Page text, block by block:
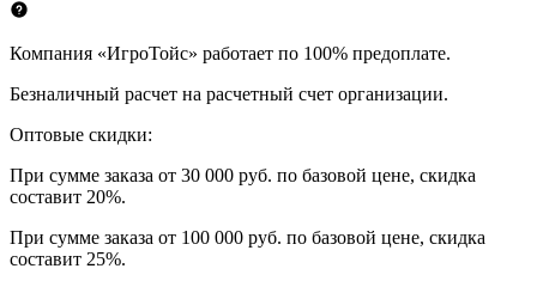
Компания «ИгроТойс» работает по 100% предоплате.
Безналичный расчет на расчетный счет организации.
Оптовые скидки:
При сумме заказа от 30 000 руб. по базовой цене, скидка
составит 20%.
При сумме заказа от 100 000 руб. по базовой цене, скидка
составит 25%.